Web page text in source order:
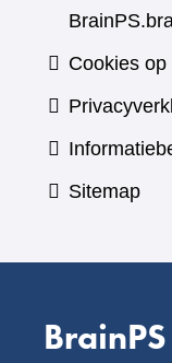
Cookies
Sitemap
BrainPS